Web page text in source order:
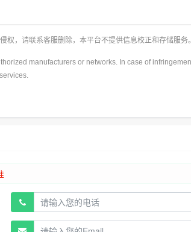
，请联系客服删除，本平台不提供信息校正和存储服务。
manufacturers or networks. In case of